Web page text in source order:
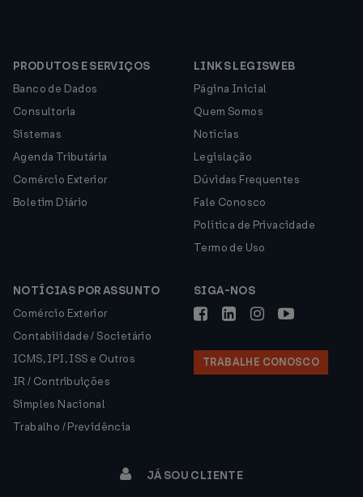
PRODUTOS E SERVIÇOS
Banco de Dados
Consultoria
Sistemas
Agenda Tributária
Comércio Exterior
Boletim Diário
LINKS LEGISWEB
Página Inicial
Quem Somos
Notícias
Legislação
Dúvidas Frequentes
Fale Conosco
Política de Privacidade
Termo de Uso
NOTÍCIAS POR ASSUNTO
Comércio Exterior
Contabilidade / Societário
ICMS, IPI, ISS e Outros
IR / Contribuições
Simples Nacional
Trabalho / Previdência
SIGA-NOS
TRABALHE CONOSCO
JÁ SOU CLIENTE